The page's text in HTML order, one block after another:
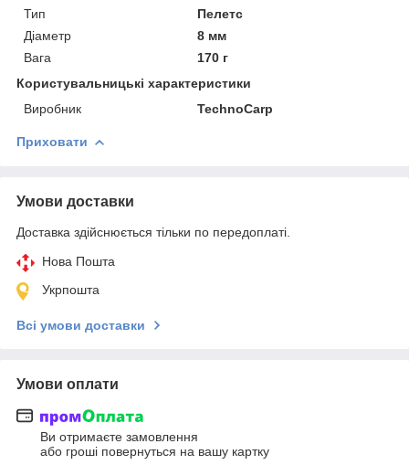
Тип
Пелетс
Діаметр
8 мм
Вага
170 г
Користувальницькі характеристики
Виробник
TechnoCarp
Приховати
Умови доставки
Доставка здійснюється тільки по передоплаті.
Нова Пошта
Укрпошта
Всі умови доставки
Умови оплати
Ви отримаєте замовлення
або гроші повернуться на вашу картку